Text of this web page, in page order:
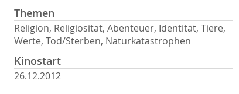
Themen
Religion, Religiosität, Abenteuer, Identität, Tiere,
Werte, Tod/Sterben, Naturkatastrophen
Kinostart
26.12.2012